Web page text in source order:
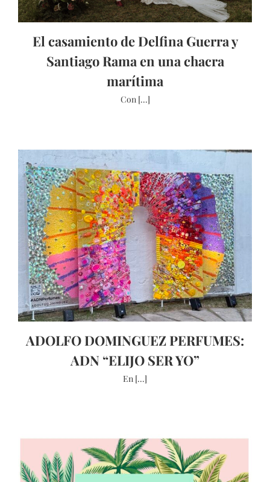
El casamiento de Delfina Guerra y
Santiago Rama en una chacra
marítima
Con [...]
ADOLFO DOMINGUEZ PERFUMES:
ADN “ELIJO SER YO”
En [...]